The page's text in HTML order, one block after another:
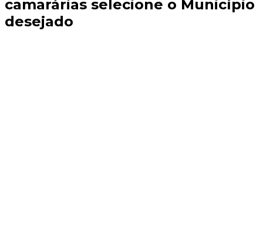
camarárias selecione o Município
desejado